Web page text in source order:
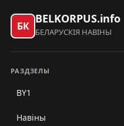
БК
BELKORPUS.info
БЕЛАРУСКІЯ НАВІНЫ
РАЗДЗЕЛЫ
BY1
Навіны